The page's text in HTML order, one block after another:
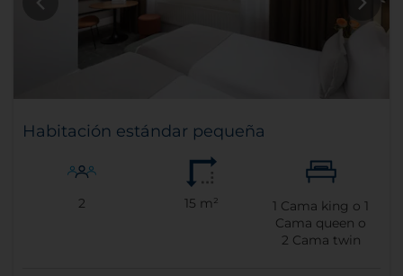
Habitación estándar pequeña
2 15 m² 1 Cama king o1
Cama queen o
2 Cama twin